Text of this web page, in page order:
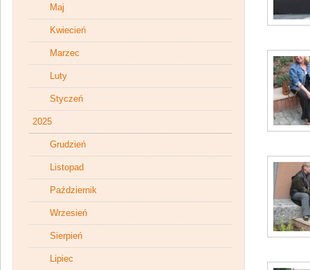
Maj
Kwiecień
Marzec
Luty
Styczeń
2025
Grudzień
Listopad
Październik
Wrzesień
Sierpień
Lipiec